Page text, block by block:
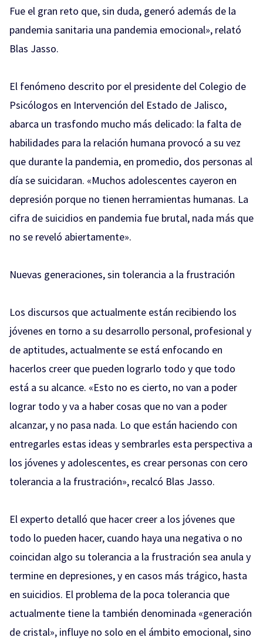
Fue el gran reto que, sin duda, generó además de la
pandemia sanitaria una pandemia emocional», relató
Blas Jasso.
El fenómeno descrito por el presidente del Colegio de
Psicólogos en Intervención del Estado de Jalisco,
abarca un trasfondo mucho más delicado: la falta de
habilidades para la relación humana provocó a su vez
que durante la pandemia, en promedio, dos personas al
día se suicidaran. «Muchos adolescentes cayeron en
depresión porque no tienen herramientas humanas. La
cifra de suicidios en pandemia fue brutal, nada más que
no se reveló abiertamente».
Nuevas generaciones, sin tolerancia a la frustración
Los discursos que actualmente están recibiendo los
jóvenes en torno a su desarrollo personal, profesional y
de aptitudes, actualmente se está enfocando en
hacerlos creer que pueden lograrlo todo y que todo
está a su alcance. «Esto no es cierto, no van a poder
lograr todo y va a haber cosas que no van a poder
alcanzar, y no pasa nada. Lo que están haciendo con
entregarles estas ideas y sembrarles esta perspectiva a
los jóvenes y adolescentes, es crear personas con cero
tolerancia a la frustración», recalcó Blas Jasso.
El experto detalló que hacer creer a los jóvenes que
todo lo pueden hacer, cuando haya una negativa o no
coincidan algo su tolerancia a la frustración sea anula y
termine en depresiones, y en casos más trágico, hasta
en suicidios. El problema de la poca tolerancia que
actualmente tiene la también denominada «generación
de cristal», influye no solo en el ámbito emocional, sino